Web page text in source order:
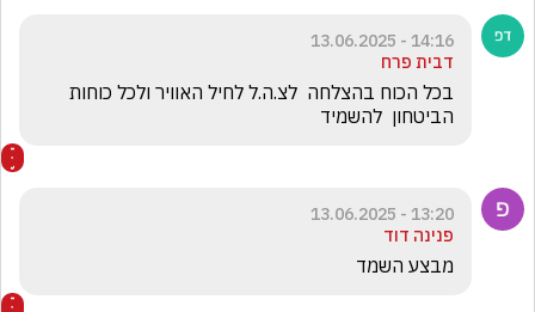
14:16 - 13.06.2025
דבית פרח
הביטחון  להשמיד
13:20 - 13.06.2025
פנינה דוד
מבצע השמד